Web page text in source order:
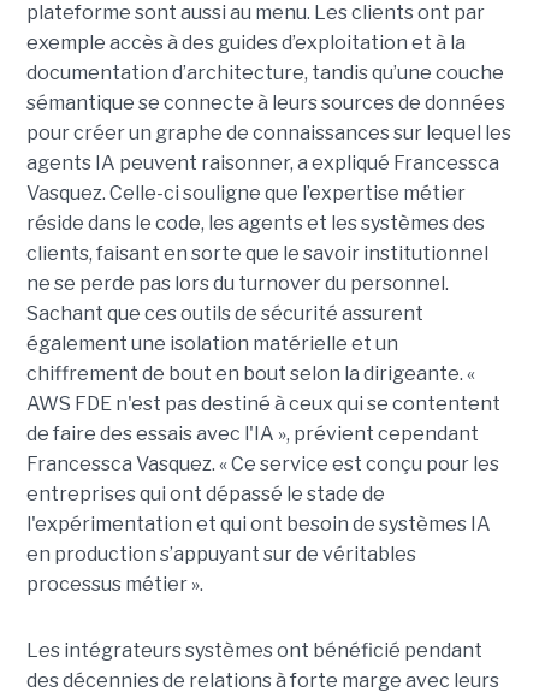
plateforme sont aussi au menu. Les clients ont par
exemple accès à des guides d’exploitation et à la
documentation d’architecture, tandis qu’une couche
sémantique se connecte à leurs sources de données
pour créer un graphe de connaissances sur lequel les
agents IA peuvent raisonner, a expliqué Francessca
Vasquez. Celle-ci souligne que l’expertise métier
réside dans le code, les agents et les systèmes des
clients, faisant en sorte que le savoir institutionnel
ne se perde pas lors du turnover du personnel.
Sachant que ces outils de sécurité assurent
également une isolation matérielle et un
chiffrement de bout en bout selon la dirigeante. «
AWS FDE n'est pas destiné à ceux qui se contentent
de faire des essais avec l'IA », prévient cependant
Francessca Vasquez. « Ce service est conçu pour les
entreprises qui ont dépassé le stade de
l'expérimentation et qui ont besoin de systèmes IA
en production s’appuyant sur de véritables
processus métier ».
Les intégrateurs systèmes ont bénéficié pendant
des décennies de relations à forte marge avec leurs